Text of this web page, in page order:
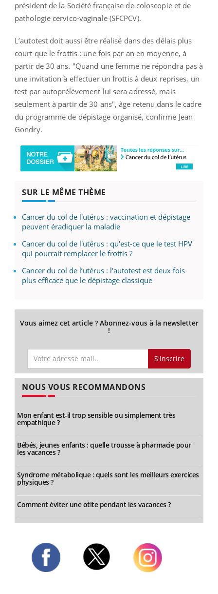
président de la Société française de coloscopie et de
pathologie cervico-vaginale (SFCPCV).
L’autotest doit aussi être réalisé dans des délais plus
court que le frottis : une fois par an en moyenne, à
partir de 30 ans. "Quand une femme ne répondra pas à
une invitation à effectuer un frottis à deux reprises, un
test par autoprélèvement lui sera adressé, mais
seulement à partir de 30 ans", âge retenu dans le cadre
du programme de dépistage organisé, confirme Jean
Gondry.
SUR LE MÊME THÈME
Cancer du col de l'utérus : vaccination et dépistage
peuvent éradiquer la maladie
Cancer du col de l'utérus : qu'est-ce que le test HPV
qui pourrait remplacer le frottis ?
Cancer du col de l’utérus : l'autotest est deux fois
plus efficace que le dépistage classique
Vous aimez cet article ? Abonnez-vous à la newsletter
!
S'inscrire
NOUS VOUS RECOMMANDONS
Mon enfant est-il trop sensible ou simplement très
empathique ?
Bébés, jeunes enfants : quelle trousse à pharmacie pour
les vacances ?
Syndrome métabolique : quels sont les meilleurs exercices
physiques ?
Comment éviter une otite pendant les vacances ?